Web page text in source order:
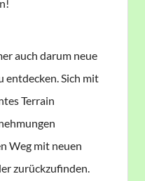
auch darum neue
entdecken. Sich mit
Terrain
Weg mit neuen
zurückzufinden.